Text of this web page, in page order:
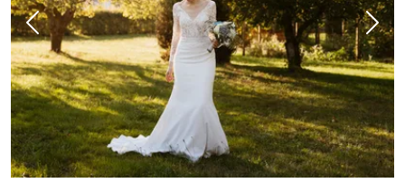
Vorheriges Bild